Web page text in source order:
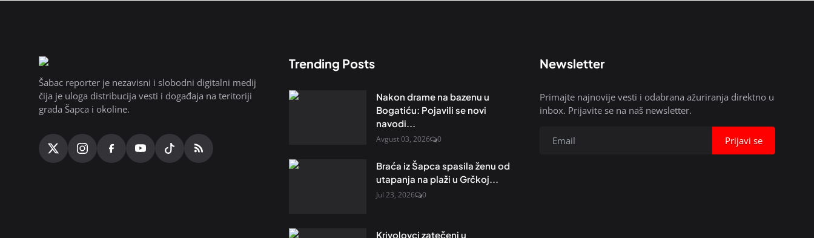
Šabac reporter je nezavisni i slobodni digitalni medij
čija je uloga distribucija vesti i događaja na teritoriji
grada Šapca i okoline.
Trending Posts
Nakon drame na bazenu u
Bogatiću: Pojavili se novi
navodi...
Avgust 03, 2026 0
Braća iz Šapca spasila ženu od
utapanja na plaži u Grčkoj...
Jul 23, 2026 0
Krivolovci zatečeni u
Newsletter
Primajte najnovije vesti i odabrana ažuriranja direktno u
inbox. Prijavite se na naš newsletter.
Prijavi se